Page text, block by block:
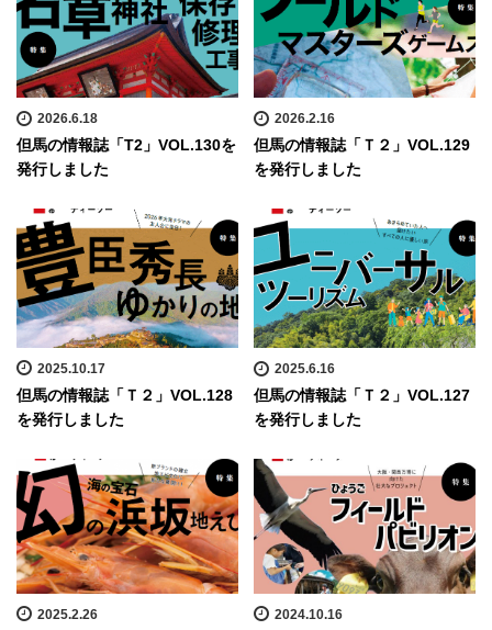
2026.6.18
但馬の情報誌「T2」VOL.130を
発行しました
2026.2.16
但馬の情報誌「Ｔ２」VOL.129
を発行しました
2025.10.17
但馬の情報誌「Ｔ２」VOL.128
を発行しました
2025.6.16
但馬の情報誌「Ｔ２」VOL.127
を発行しました
2025.2.26 2024.10.16